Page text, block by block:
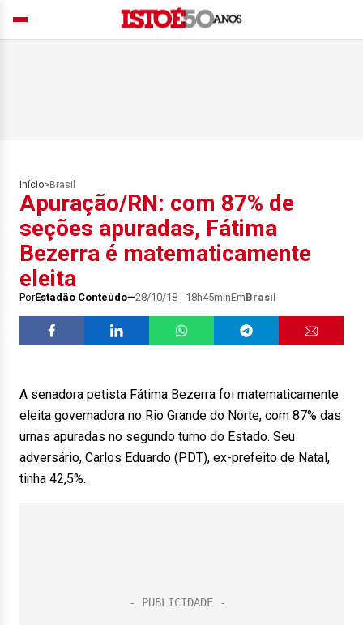
Início> Brasil
Apuração/RN: com 87% de
seções apuradas, Fátima
Bezerra é matematicamente
eleita
PorEstadão Conteúdo 28/10/18 - 18h45minEmBrasil
A senadora petista Fátima Bezerra foi matematicamente
eleita governadora no Rio Grande do Norte, com 87% das
urnas apuradas no segundo turno do Estado. Seu
adversário, Carlos Eduardo (PDT), ex-prefeito de Natal,
tinha 42,5%.